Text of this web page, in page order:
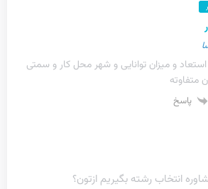
و میزان توانایی و شهر محل کار و سمتی
متفاوته
پاسخ
انتخاب رشته بگیریم ازتون؟